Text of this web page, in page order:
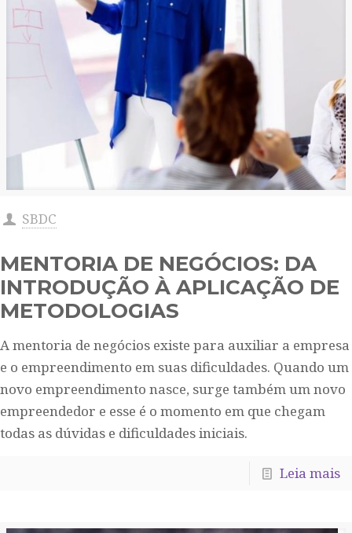
SBDC
MENTORIA DE NEGÓCIOS: DA
INTRODUÇÃO À APLICAÇÃO DE
METODOLOGIAS
A mentoria de negócios existe para auxiliar a empresa
e o empreendimento em suas dificuldades. Quando um
novo empreendimento nasce, surge também um novo
empreendedor e esse é o momento em que chegam
todas as dúvidas e dificuldades iniciais.
Leia mais